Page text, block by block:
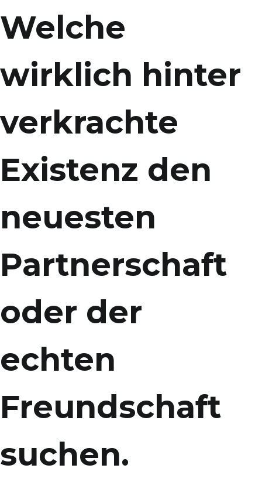
Welche
wirklich hinter
verkrachte
Existenz den
neuesten
Partnerschaft
oder der
echten
Freundschaft
suchen.